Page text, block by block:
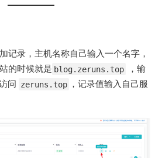
记录，主机名称自己输入一个名字，
的时候就是 blog.zeruns.top
，输
问 zeruns.top ，记录值输入自己服